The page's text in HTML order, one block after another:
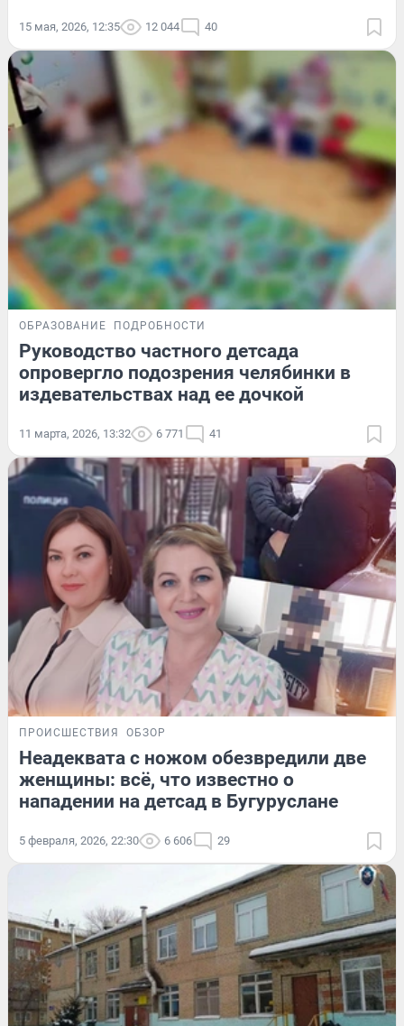
15 мая, 2026, 12:35 12 044 40
ОБРАЗОВАНИЕ ПОДРОБНОСТИ
Руководство частного детсада
опровергло подозрения челябинки в
издевательствах над ее дочкой
11 марта, 2026, 13:32 6 771 41
ПРОИСШЕСТВИЯ ОБЗОР
Неадеквата с ножом обезвредили две
женщины: всё, что известно о
нападении на детсад в Бугуруслане
5 февраля, 2026, 22:30 6 606 29